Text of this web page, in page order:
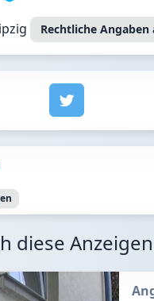
Rechtliche Angaben
diese